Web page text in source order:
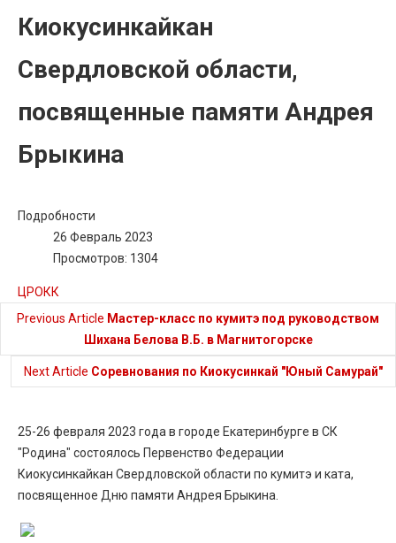
Киокусинкайкан
Свердловской области,
посвященные памяти Андрея
Брыкина
Подробности
26 Февраль 2023
Просмотров: 1304
ЦРОКК
Previous Article Мастер-класс по кумитэ под руководством
Шихана Белова В.Б. в Магнитогорске
Next Article Cоревнования по Киокусинкай "Юный Самурай"
25-26 февраля 2023 года в городе Екатеринбурге в СК
"Родина" состоялось Первенство Федерации
Киокусинкайкан Свердловской области по кумитэ и ката,
посвященное Дню памяти Андрея Брыкина.